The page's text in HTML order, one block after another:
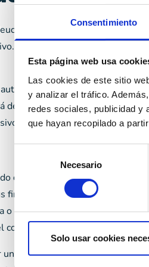
Consentimiento
Esta página web usa
Las cookies de este sitio
y analizar el tráfico.
redes sociales, publicidad y
que hayan recopilado a
consentimiento
Necesario
Solo usar cookies
o acreedor es bastante
Si el resultado es positivo, se
tiene una cuenta de
de 2000 euros (5000 – 3000).
de 5000 euros, el saldo
deudor y acreedor es un
finanzas. Saber interpretar los
o el autónomo tiene los
contrario, necesita buscar
buen conocimiento del saldo